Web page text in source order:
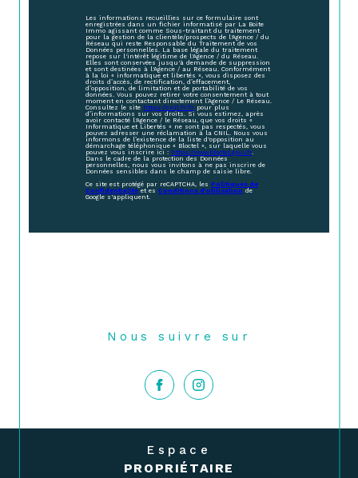
Les informations recueillies sur ce formulaire sont
enregistrées dans un fichier informatisé par La Boite
Immo agissant comme Sous-traitant du traitement
pour la gestion de la clientèle/prospects de l'Agence / du
Réseau qui reste Responsable du Traitement de vos
Données personnelles. La base légale du traitement
repose sur l'intérêt légitime de l'Agence / du Réseau.
Elles sont conservées jusqu'à demande de suppression
et sont destinées à l'Agence / au Réseau. Conformément
à la loi « informatique et libertés », vous disposez des
droits d’accès, de rectification, d’effacement,
d’opposition, de limitation et de portabilité de vos
données. Vous pouvez retirer votre consentement à tout
moment en contactant directement l’Agence / Le Réseau.
Consultez le site https://cnil.fr/fr pour plus
d’informations sur vos droits. Si vous estimez, après
avoir contacté l'Agence / le Réseau, que vos droits «
Informatique et Libertés » ne sont pas respectés, vous
pouvez adresser une réclamation à la CNIL. Nous vous
informons de l’existence de la liste d'opposition au
démarchage téléphonique « Bloctel », sur laquelle vous
pouvez vous inscrire ici : https://www.bloctel.gouv.fr.
Dans le cadre de la protection des Données
personnelles, nous vous invitons à ne pas inscrire de
Données sensibles dans le champ de saisie libre.
Ce site est protégé par reCAPTCHA, lesPolitiques de
Confidentialité et esConditions d'utilisation de
Google s'appliquent.
Nous suivre sur
Espace
PROPRIÉTAIRE